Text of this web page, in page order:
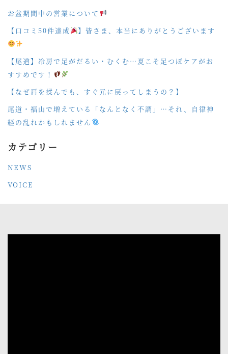
お盆期間中の営業について
【口コミ50件達成
】皆さま、本当にありがとうございます
【尾道】冷房で足がだるい・むくむ…夏こそ足つぼケアがお
すすめです！
【なぜ肩を揉んでも、すぐ元に戻ってしまうの？】
尾道・福山で増えている「なんとなく不調」…それ、自律神
経の乱れかもしれません
カテゴリー
NEWS
VOICE